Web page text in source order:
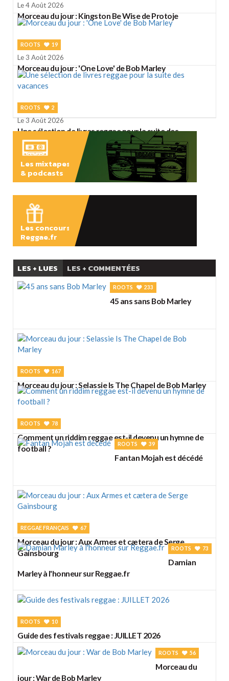
Le 4 Août 2026
Morceau du jour : Kingston Be Wise de Protoje
ROOTS 19
Le 3 Août 2026
Morceau du jour : 'One Love' de Bob Marley
ROOTS 2
Le 3 Août 2026
Une sélection de livres reggae pour la suite des
vacances
Les mixtapes
& podcasts
Les concours
Reggae.fr
LES + LUES LES + COMMENTÉES
ROOTS 233
45 ans sans Bob Marley
ROOTS 167
Morceau du jour : Selassie Is The Chapel de Bob Marley
ROOTS 78
Comment un riddim reggae est-il devenu un hymne de
football ?
ROOTS 39
Fantan Mojah est décédé
REGGAE FRANÇAIS 67
Morceau du jour : Aux Armes et cætera de Serge
Gainsbourg
ROOTS 73
Damian
Marley à l'honneur sur Reggae.fr
ROOTS 10
Guide des festivals reggae : JUILLET 2026
ROOTS 56
Morceau du
jour : War de Bob Marley